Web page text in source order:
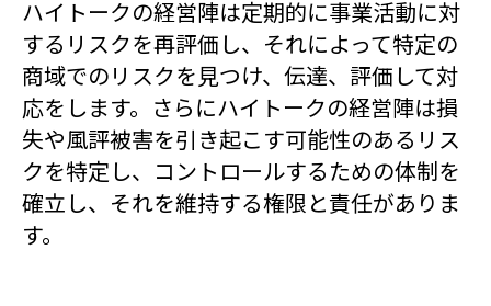
ハイトークの経営陣は定期的に事業活動に対
するリスクを再評価し、それによって特定の
商域でのリスクを見つけ、伝達、評価して対
応をします。さらにハイトークの経営陣は損
失や風評被害を引き起こす可能性のあるリス
クを特定し、コントロールするための体制を
確立し、それを維持する権限と責任がありま
す。